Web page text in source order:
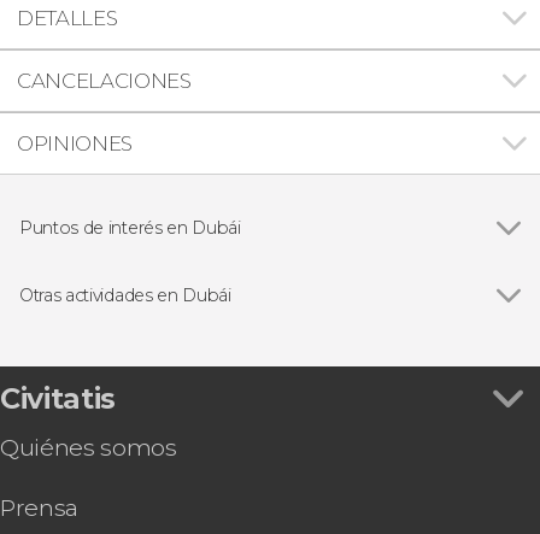
DETALLES
CANCELACIONES
OPINIONES
Puntos de interés en Dubái
Burj Al Arab
Sky Views Observatory
Dubái Marina
Otras actividades en Dubái
Tour en quad por el desierto de Dubái
Entrada a The View at The Palm
espectáculo
Entrada a Arte Museum Dubai
Civitatis
Quiénes somos
Prensa